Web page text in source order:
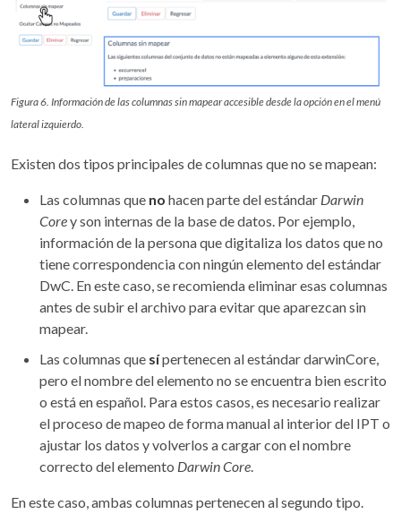
Figura 6. Información de las columnas sin mapear accesible desde la opción en el menú
lateral izquierdo.
Existen dos tipos principales de columnas que no se mapean:
Las columnas que no hacen parte del estándar Darwin
Corey son internas de la base de datos. Por ejemplo,
información de la persona que digitaliza los datos que no
tiene correspondencia con ningún elemento del estándar
DwC. En este caso, se recomienda eliminar esas columnas
antes de subir el archivo para evitar que aparezcan sin
mapear.
Las columnas que sípertenecen al estándar darwinCore,
pero el nombre del elemento no se encuentra bien escrito
o está en español. Para estos casos, es necesario realizar
el proceso de mapeo de forma manual al interior del IPT o
ajustar los datos y volverlos a cargar con el nombre
correcto del elemento Darwin Core.
En este caso, ambas columnas pertenecen al segundo tipo.